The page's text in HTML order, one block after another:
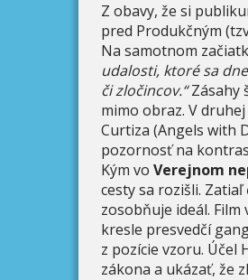
Z obavy, že si
pred Produkčným
Na samotnom
udalosti, ktoré sa
či zločincov.“Zásahy
mimo obraz. V
Curtiza (Angels with
pozornosť na
Kým vo Verejnom
cesty sa rozišli.
zosobňuje ideál.
kresle presvedčí
z pozície vzoru. Účel
zákona a ukázať, že